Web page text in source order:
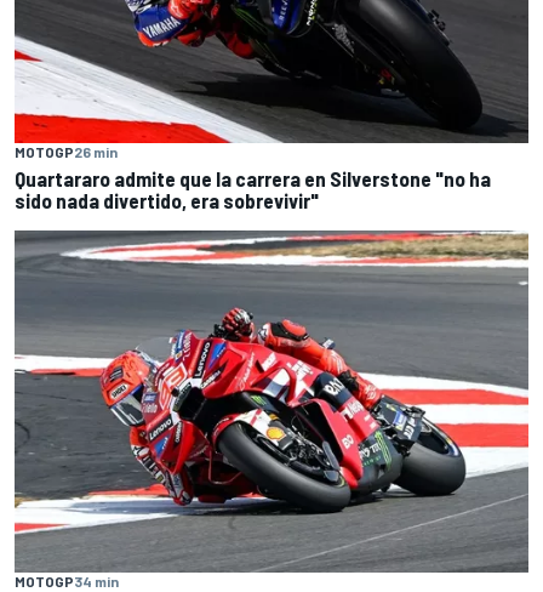
MOTOGP26 min
Quartararo admite que la carrera en Silverstone "no ha
sido nada divertido, era sobrevivir"
MOTOGP34 min